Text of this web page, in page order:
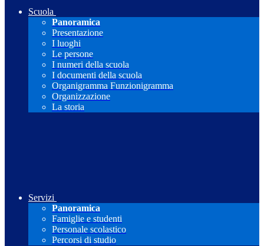
Scuola
Panoramica
Presentazione
I luoghi
Le persone
I numeri della scuola
I documenti della scuola
Organigramma Funzionigramma
Organizzazione
La storia
Servizi
Panoramica
Famiglie e studenti
Personale scolastico
Percorsi di studio